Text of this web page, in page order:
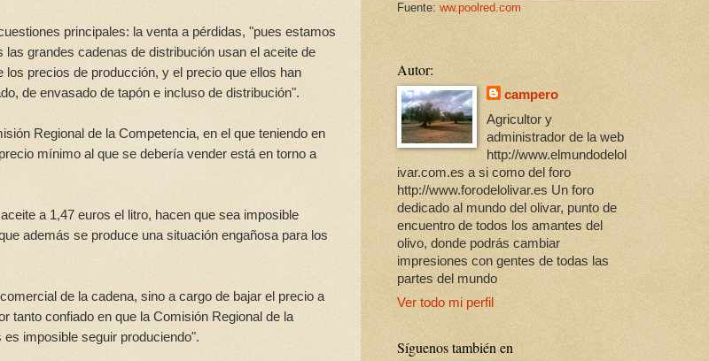
principales: la venta a pérdidas, "pues estamos
grandes cadenas de distribución usan el aceite de
precios de producción, y el precio que ellos han
de envasado de tapón e incluso de distribución".
Regional de la Competencia, en el que teniendo en
mínimo al que se debería vender está en torno a
a 1,47 euros el litro, hacen que sea imposible
además se produce una situación engañosa para los
de la cadena, sino a cargo de bajar el precio a
tanto confiado en que la Comisión Regional de la
imposible seguir produciendo".
Fuente: ww.poolred.com
Autor:
campero
Agricultor y
administrador de la web
http://www.elmundodelol
ivar.com.es a si como del foro
http://www.forodelolivar.es Un foro
dedicado al mundo del olivar, punto de
encuentro de todos los amantes del
olivo, donde podrás cambiar
impresiones con gentes de todas las
partes del mundo
Ver todo mi perfil
Síguenos también en